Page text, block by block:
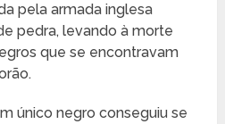
pela armada inglesa
pedra, levando à morte
que se encontravam
único negro conseguiu se